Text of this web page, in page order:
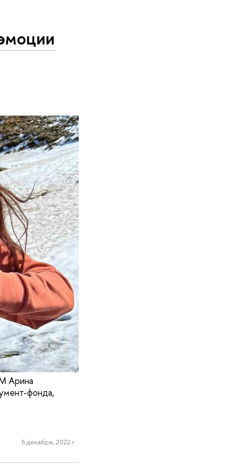
Арина
фонда,
6 декабря, 2022 г.